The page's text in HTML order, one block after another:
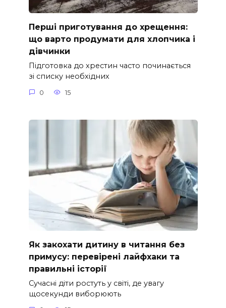
Перші приготування до хрещення:
що варто продумати для хлопчика і
дівчинки
Підготовка до хрестин часто починається
зі списку необхідних
0 15
Як закохати дитину в читання без
примусу: перевірені лайфхаки та
правильні історії
Сучасні діти ростуть у світі, де увагу
щосекунди виборюють